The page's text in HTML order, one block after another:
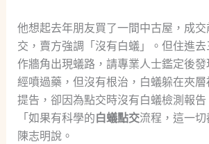
他想起去年朋友買了一間中古屋，成
交，賣方強調「沒有白蟻」。但住進
作牆角出現蟻路，請專業人士鑑定後
經噴過藥，但沒有根治，白蟻躲在夾
提告，卻因為點交時沒有白蟻檢測報告
「如果有科學的白蟻點交流程，這一切
陳志明說。